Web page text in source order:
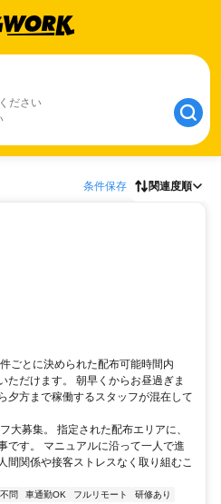
ださい
条件保存 関連度順
ごとに決められた配布可能時間内
ただけます。 朝早くからお昼過ぎま
夕方まで稼働するスタッフが混在して
大募集。 指定された配布エリアに、
です。 マニュアルに沿って一人で進
間関係や接客ストレスなく取り組むこ
問 車通勤OK フルリモート
研修あり